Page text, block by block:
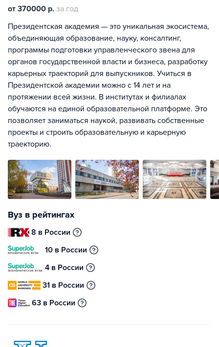
от 370000 р. за год
Президентская академия — это уникальная экосистема,
объединяющая образование, науку, консалтинг,
программы подготовки управленческого звена для
органов государственной власти и бизнеса, разработку
карьерных траекторий для выпускников. Учиться в
Президентской академии можно с 14 лет и на
протяжении всей жизни. В институтах и филиалах
обучаются на единой образовательной платформе. Это
позволяет заниматься наукой, развивать собственные
проекты и строить образовательную и карьерную
траекторию.
Вуз в рейтингах
8 в России
10 в России
4 в России
31 в России
63 в России